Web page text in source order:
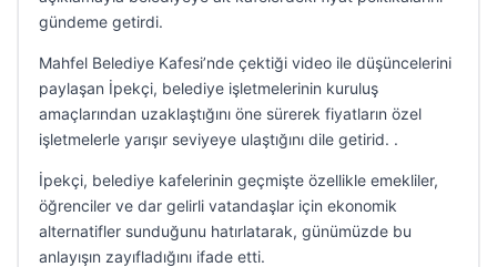
gündeme getirdi.
Mahfel Belediye Kafesi’nde çektiği video ile düşüncelerini
paylaşan İpekçi, belediye işletmelerinin kuruluş
amaçlarından uzaklaştığını öne sürerek fiyatların özel
işletmelerle yarışır seviyeye ulaştığını dile getirid. .
İpekçi, belediye kafelerinin geçmişte özellikle emekliler,
öğrenciler ve dar gelirli vatandaşlar için ekonomik
alternatifler sunduğunu hatırlatarak, günümüzde bu
anlayışın zayıfladığını ifade etti.